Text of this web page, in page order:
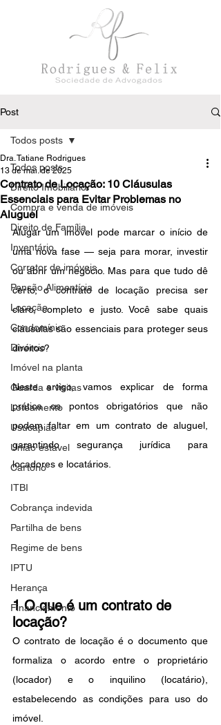
Post
Todos posts
Direito Imobiliário
Compra e venda de imóveis
Direito de Família
Inventário
Corretor de imóveis
Pensão Alimentícia
Locação
Condomínio
Divórcio
Imóvel na planta
Guarda e visitas
Loteamento
Usucapião
União estável
Cartório
ITBI
Cobrança indevida
Partilha de bens
Regime de bens
IPTU
Herança
Financiamento
Todos posts
Contrato de Locação: 10 Cláusulas
Essenciais para Evitar Problemas no
Aluguel
Dra. Tatiane Rodrigues
13 de mai. de 2025
Alugar um imóvel pode marcar o início de
uma nova fase — seja para morar, investir
ou abrir um negócio. Mas para que tudo dê
certo, o contrato de locação precisa ser
claro, completo e justo. Você sabe quais
cláusulas são essenciais para proteger seus
direitos?
Neste artigo, vamos explicar de forma
prática os pontos obrigatórios que não
podem faltar em um contrato de aluguel,
garantindo segurança jurídica para
locadores e locatários.
1 O que é um contrato de
locação?
O contrato de locação é o documento que
formaliza o acordo entre o proprietário
(locador) e o inquilino (locatário),
estabelecendo as condições para uso do
imóvel.